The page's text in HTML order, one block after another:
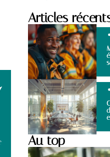
Articles
Au top